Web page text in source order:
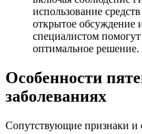
использование
открытое обсуждение
специалистом помогут
оптимальное решение.
Особенности
заболеваниях
Сопутствующие признаки и